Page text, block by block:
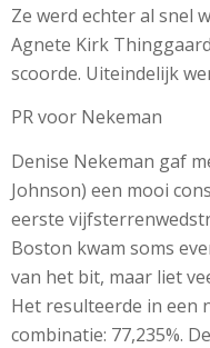
Ze werd echter al snel
Agnete Kirk
scoorde. Uiteindelijk
PR voor Nekeman
Denise Nekeman gaf
Johnson) een mooi
eerste
Boston kwam soms
van het bit, maar liet
Het resulteerde in een
combinatie: 77,235%.